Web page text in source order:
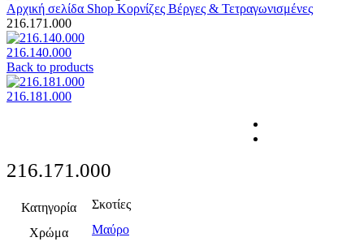
Αρχική σελίδα Shop Κορνίζες Βέργες & Τετραγωνισμένες
216.171.000
216.140.000
Back to products
216.181.000
216.171.000
Κατηγορία Σκοτίες
Χρώμα Μαύρο